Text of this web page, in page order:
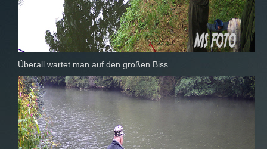
Überall wartet man auf den großen Biss.